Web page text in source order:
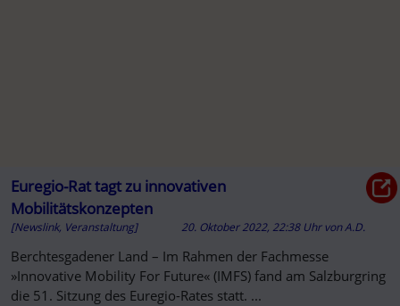
Euregio-Rat tagt zu innovativen
Mobilitätskonzepten
[Newslink, Veranstaltung] 20. Oktober 2022, 22:38 Uhr vonA.D.
Berchtesgadener Land – Im Rahmen der Fachmesse
»Innovative Mobility For Future« (IMFS) fand am Salzburgring
die 51. Sitzung des Euregio-Rates statt. ...